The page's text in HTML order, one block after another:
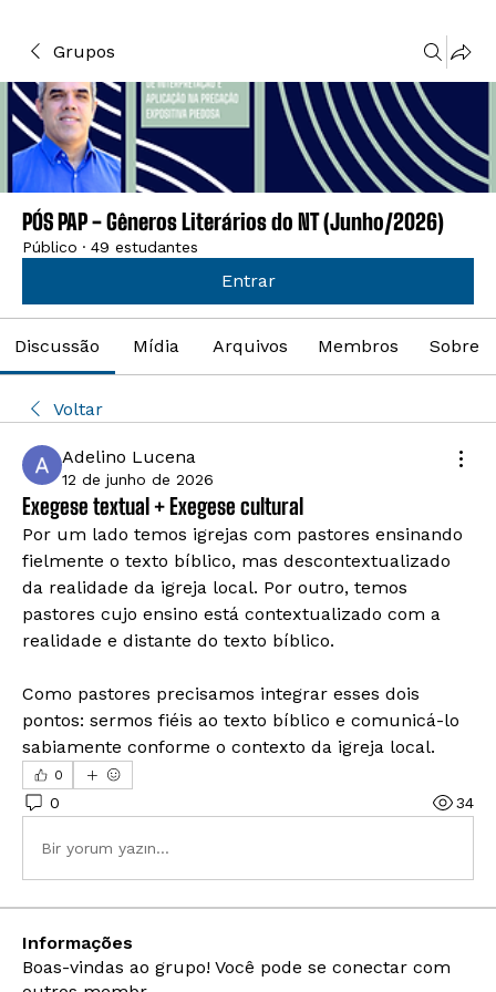
Grupos
PÓS PAP - Gêneros Literários do NT (Junho/2026)
Público · 49 estudantes
Entrar
Discussão Mídia Arquivos Membros Sobre
Voltar
Adelino Lucena
12 de junho de 2026
Exegese textual + Exegese cultural
Por um lado temos igrejas com pastores ensinando
fielmente o texto bíblico, mas descontextualizado
da realidade da igreja local. Por outro, temos
pastores cujo ensino está contextualizado com a
realidade e distante do texto bíblico.
Como pastores precisamos integrar esses dois
pontos: sermos fiéis ao texto bíblico e comunicá-lo
sabiamente conforme o contexto da igreja local.
0
0 34
Bir yorum yazın...
Informações
Boas-vindas ao grupo! Você pode se conectar com